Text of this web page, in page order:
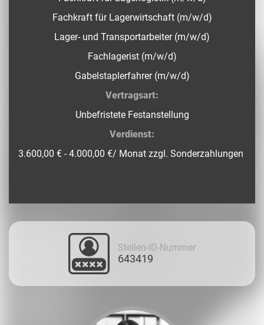
Fachkraft für Lagerwirtschaft (m/w/d)
Lager- und Transportarbeiter (m/w/d)
Fachlagerist (m/w/d)
Gabelstaplerfahrer (m/w/d)
Vertragsart:
Unbefristete Festanstellung
Verdienst:
3.600,00 € - 4.000,00 €/ Monat zzgl. Sonderzahlungen
Stellen-ID-Nummer
643419